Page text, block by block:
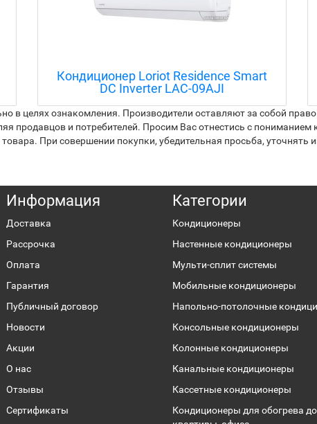
Кондиционер Loriot Premiere LAC-
09TPR
в целях ознакомления. Производители оставляют за собой
продавцов и потребителей. Просим Вас отнестись с
При совершении покупки, убедительная просьба, уточнять
Информация
Доставка
Рассрочка
Оплата
Гарантия
Публичный договор
Новости
Акции
О нас
Отзывы
Сертификаты
Категории
Кондиционеры
Настенные кондиционеры
Мульти-сплит системы
Мобильные кондиционеры
Напольно-потолочные
Консольные кондиционеры
Колонные кондиционеры
Канальные кондиционеры
Кассетные кондиционеры
Кондиционеры для обогрева